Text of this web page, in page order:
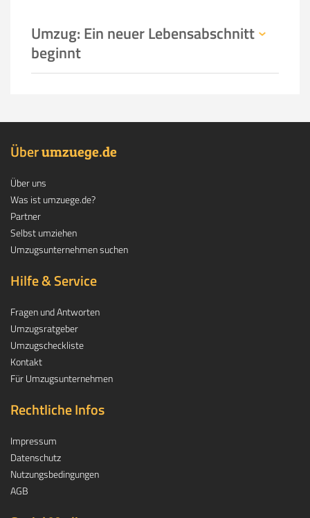
Umzug: Ein neuer Lebensabschnitt
beginnt
Überumzuege.de
Über uns
Was ist umzuege.de?
Partner
Selbst umziehen
Umzugsunternehmen suchen
Hilfe & Service
Fragen und Antworten
Umzugsratgeber
Umzugscheckliste
Kontakt
Für Umzugsunternehmen
Rechtliche Infos
Impressum
Datenschutz
Nutzungsbedingungen
AGB